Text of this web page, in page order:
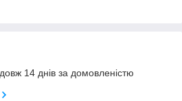
14 днів за домовленістю